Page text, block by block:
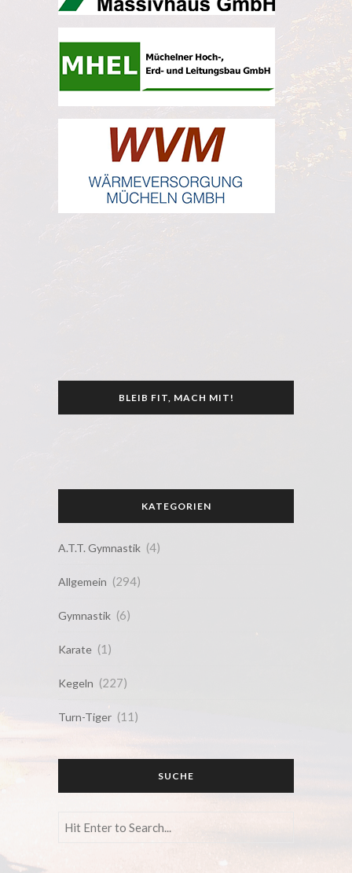
BLEIB FIT, MACH MIT!
KATEGORIEN
A.T.T. Gymnastik (4)
Allgemein (294)
Gymnastik (6)
Karate (1)
Kegeln (227)
Turn-Tiger (11)
SUCHE